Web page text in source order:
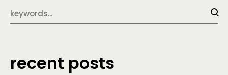
recent posts